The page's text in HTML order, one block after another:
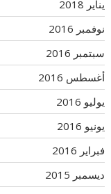
يناير 2018
نوفمبر 2016
سبتمبر 2016
أغسطس 2016
يوليو 2016
يونيو 2016
فبراير 2016
ديسمبر 2015